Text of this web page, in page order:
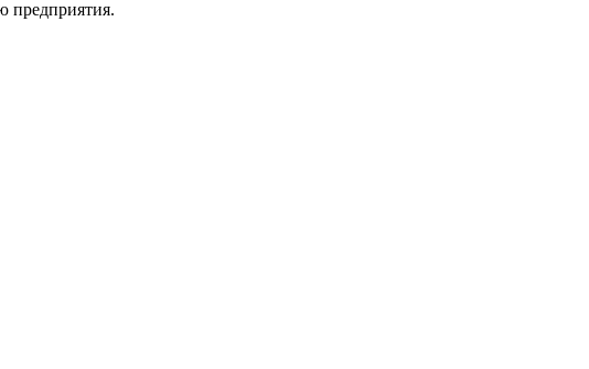
предприятия.